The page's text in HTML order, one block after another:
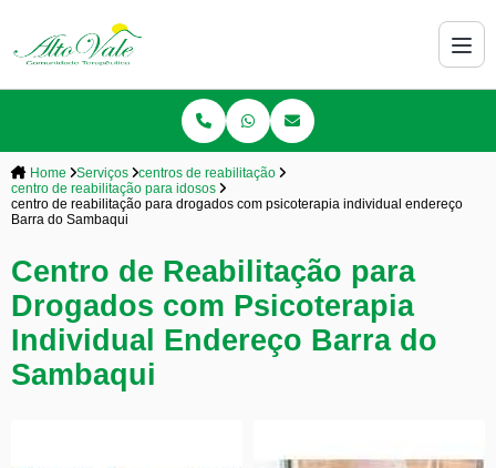
Home Serviços
centros de reabilitação
centro de reabilitação para idosos
centro de reabilitação para drogados com psicoterapia individual endereço
Barra do Sambaqui
Centro de Reabilitação para
Drogados com Psicoterapia
Individual Endereço Barra do
Sambaqui